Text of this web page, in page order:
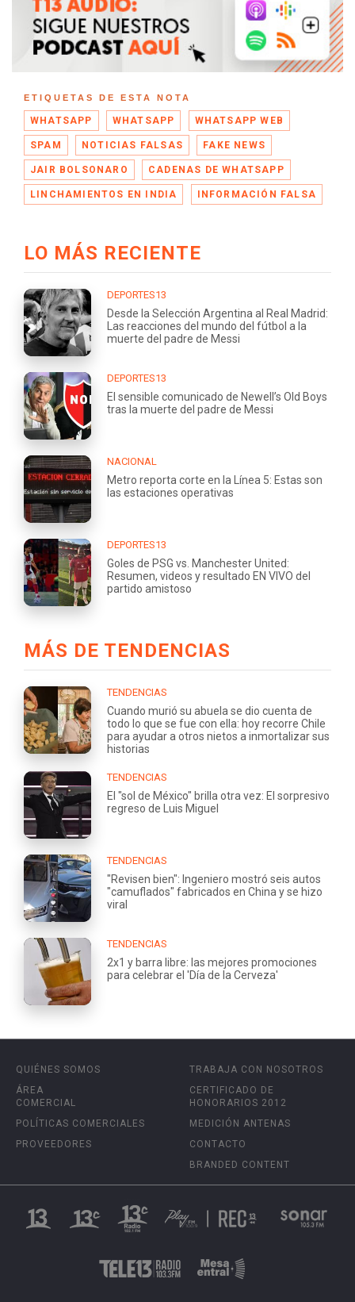
ETIQUETAS DE ESTA NOTA
WHATSAPP WHATSAPP WHATSAPP WEB
SPAM NOTICIAS FALSAS FAKE NEWS
JAIR BOLSONARO CADENAS DE WHATSAPP
LINCHAMIENTOS EN INDIA INFORMACIÓN FALSA
LO MÁS RECIENTE
DEPORTES13
Desde la Selección Argentina al Real Madrid:
Las reacciones del mundo del fútbol a la
muerte del padre de Messi
DEPORTES13
El sensible comunicado de Newell’s Old Boys
tras la muerte del padre de Messi
NACIONAL
Metro reporta corte en la Línea 5: Estas son
las estaciones operativas
DEPORTES13
Goles de PSG vs. Manchester United:
Resumen, videos y resultado EN VIVO del
partido amistoso
MÁS DE TENDENCIAS
TENDENCIAS
Cuando murió su abuela se dio cuenta de
todo lo que se fue con ella: hoy recorre Chile
para ayudar a otros nietos a inmortalizar sus
historias
TENDENCIAS
El "sol de México" brilla otra vez: El sorpresivo
regreso de Luis Miguel
TENDENCIAS
"Revisen bien": Ingeniero mostró seis autos
"camuflados" fabricados en China y se hizo
viral
TENDENCIAS
2x1 y barra libre: las mejores promociones
para celebrar el 'Día de la Cerveza'
QUIÉNES SOMOS
ÁREA
COMERCIAL
POLÍTICAS COMERCIALES
PROVEEDORES
TRABAJA CON NOSOTROS
CERTIFICADO DE
HONORARIOS 2012
MEDICIÓN ANTENAS
CONTACTO
BRANDED CONTENT